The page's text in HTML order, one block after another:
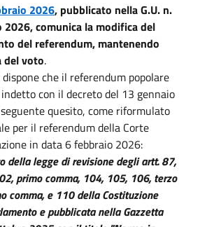
2026, pubblicato nella G.U. n.
comunica la modifica del
del referendum, mantenendo
del voto.
che il referendum popolare
con il decreto del 13 gennaio
quesito, come riformulato
per il referendum della Corte
in data 6 febbraio 2026:
della legge di revisione degli artt. 87,
primo comma, 104, 105, 106, terzo
comma, e 110 della Costituzione
e pubblicata nella Gazzetta